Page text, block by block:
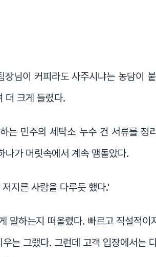
님이 커피라도 사주시냐는 농담이
더 크게 들렸다.
는 민주의 세탁소 누수 건 서류를 정
나가 머릿속에서 계속 맴돌았다.
지른 사람을 다루듯 했다.'
말하는지 떠올렸다. 빠르고 직설적이
는 그랬다. 그런데 고객 입장에서는